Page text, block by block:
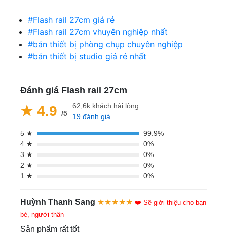
#Flash rail 27cm giá rẻ
#Flash rail 27cm vhuyên nghiệp nhất
#bán thiết bị phòng chụp chuyên nghiệp
#bán thiết bị studio giá rẻ nhất
Đánh giá Flash rail 27cm
★ 4.9 /5
62,6k khách hài lòng
19 đánh giá
5 ★
99.9%
4 ★
0%
3 ★
0%
2 ★
0%
1 ★
0%
Huỳnh Thanh Sang ★★★★★ ❤️ Sẽ giới thiệu cho bạn
bè, người thân
Sản phẩm rất tốt